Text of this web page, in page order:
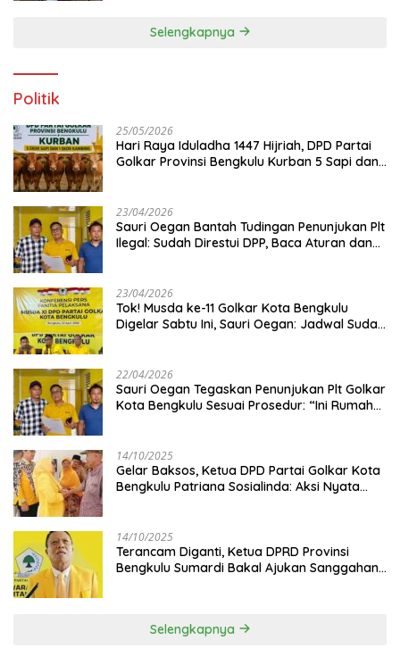
Selengkapnya
Politik
25/05/2026
Hari Raya Iduladha 1447 Hijriah, DPD Partai
Golkar Provinsi Bengkulu Kurban 5 Sapi dan 1
23/04/2026
Sauri Oegan Bantah Tudingan Penunjukan Plt
Ilegal: Sudah Direstui DPP, Baca Aturan dan
23/04/2026
‎Tok! Musda ke-11 Golkar Kota Bengkulu
Digelar Sabtu Ini, Sauri Oegan: Jadwal Sudah
22/04/2026
Sauri Oegan Tegaskan Penunjukan Plt Golkar
Kota Bengkulu Sesuai Prosedur: “Ini Rumah
14/10/2025
‎Gelar Baksos, Ketua DPD Partai Golkar Kota
Bengkulu Patriana Sosialinda: Aksi Nyata
14/10/2025
Terancam Diganti, Ketua DPRD Provinsi
Bengkulu Sumardi Bakal Ajukan Sanggahan
Selengkapnya